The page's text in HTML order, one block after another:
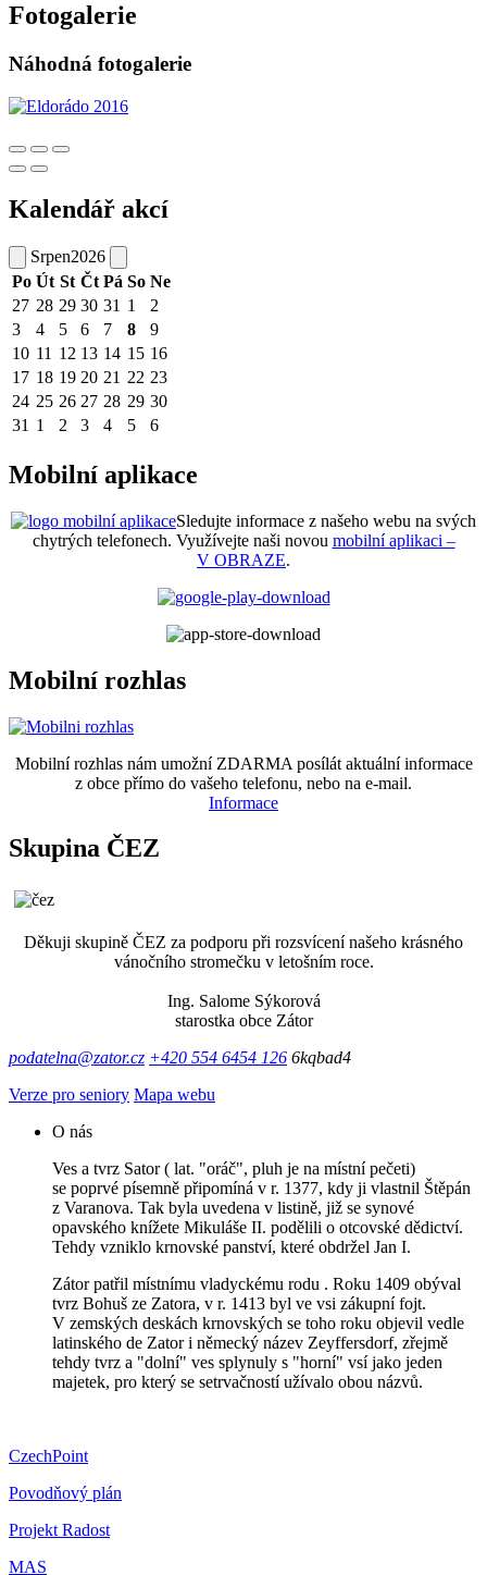
Fotogalerie
Náhodná fotogalerie
Kalendář akcí
Srpen2026
Po Út St Čt Pá So Ne
27 28 29 30 31 1
2
3
4 5 6 7 8
9
10 11 12 13 14 15 16
17 18 19 20 21 22 23
24 25 26 27 28 29 30
31 1 2 3 4 5 6
Mobilní aplikace
Sledujte informace z našeho webu na svých
chytrých telefonech. Využívejte naši novou mobilní aplikaci –
V OBRAZE.
Mobilní rozhlas
Mobilní rozhlas nám umožní ZDARMA posílát aktuální informace
z obce přímo do vašeho telefonu, nebo na e-mail.
Informace
Skupina ČEZ
Děkuji skupině ČEZ za podporu při rozsvícení našeho krásného
vánočního stromečku v letošním roce.
Ing. Salome Sýkorová
starostka obce Zátor
podatelna@zator.cz +420 554 6454 126 6kqbad4
Verze pro seniory Mapa webu
O nás
Ves a tvrz Sator ( lat. "oráč", pluh je na místní pečeti)
se poprvé písemně připomíná v r. 1377, kdy ji vlastnil Štěpán
z Varanova. Tak byla uvedena v listině, již se synové
opavského knížete Mikuláše II. podělili o otcovské dědictví.
Tehdy vzniklo krnovské panství, které obdržel Jan I.
Zátor patřil místnímu vladyckému rodu . Roku 1409 obýval
tvrz Bohuš ze Zatora, v r. 1413 byl ve vsi zákupní fojt.
V zemských deskách krnovských se toho roku objevil vedle
latinského de Zator i německý název Zeyffersdorf, zřejmě
tehdy tvrz a "dolní" ves splynuly s "horní" vsí jako jeden
majetek, pro který se setrvačností užívalo obou názvů.
CzechPoint
Povodňový plán
Projekt Radost
MAS